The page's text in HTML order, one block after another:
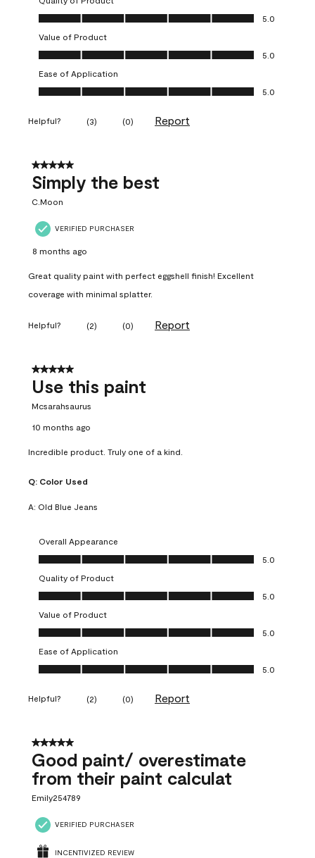
Quality of Product, 5.0 out of 5
5.0
Value of Product
Value of Product, 5.0 out of 5
5.0
Ease of Application
Ease of Application, 5.0 out of 5
5.0
Helpful? (3) (0) Report
5 out of 5 stars.
Simply the best
C.Moon
VERIFIED PURCHASER
8 months ago
Great quality paint with perfect eggshell finish! Excellent
coverage with minimal splatter.
Helpful? (2) (0) Report
5 out of 5 stars.
Use this paint
Mcsarahsaurus
10 months ago
Incredible product. Truly one of a kind.
Q: Color Used
A: Old Blue Jeans
Overall Appearance
Overall Appearance, 5.0 out of 5
5.0
Quality of Product
Quality of Product, 5.0 out of 5
5.0
Value of Product
Value of Product, 5.0 out of 5
5.0
Ease of Application
Ease of Application, 5.0 out of 5
5.0
Helpful? (2) (0) Report
5 out of 5 stars.
Good paint/ overestimate
from their paint calculat
Emily254789
VERIFIED PURCHASER
INCENTIVIZED REVIEW